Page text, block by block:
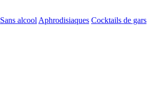
Sans alcool Aphrodisiaques Cocktails de gars